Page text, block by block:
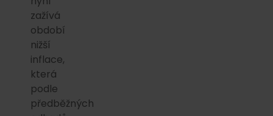
zažívá
období
nižší
inflace,
která
podle
předběžných